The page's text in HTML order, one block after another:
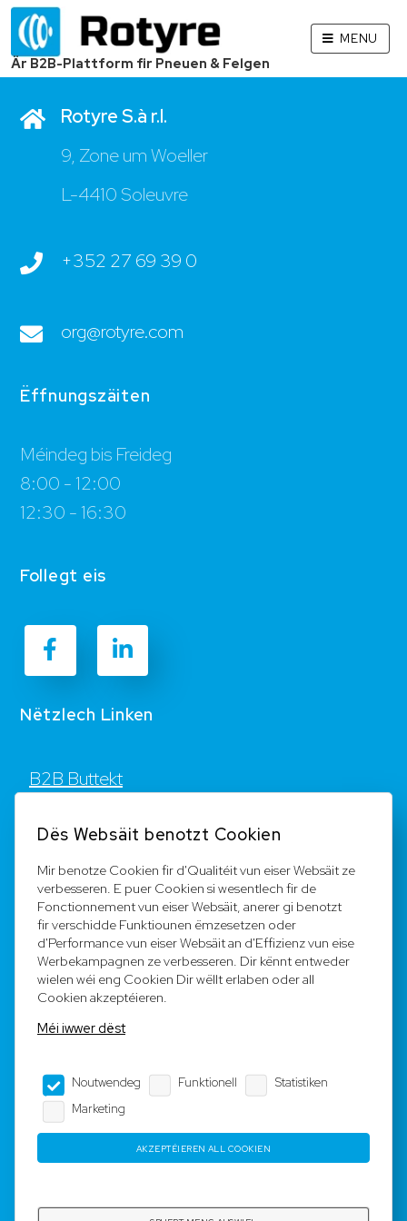
Är B2B-Plattform fir Pneuen & Felgen
MENU
Kontakt
Rotyre S.à r.l.
9, Zone um Woeller
L-4410 Soleuvre
+352 27 69 39 0
org@rotyre.com
Ëffnungszäiten
Méindeg bis Freideg
8:00 - 12:00
12:30 - 16:30
Follegt eis
Nëtzlech Linken
B2B Buttekt
Registréieren
Equipe
Legal Notice
Impressum
Dateschutz
Dës Websäit benotzt Cookien
Mir benotze Cookien fir d'Qualitéit vun eiser Websäit ze
verbesseren. E puer Cookien si wesentlech fir de
Fonctionnement vun eiser Websäit, anerer gi benotzt
fir verschidde Funktiounen ëmzesetzen oder
d'Performance vun eiser Websäit an d'Effizienz vun eise
Werbekampagnen ze verbesseren. Dir kënnt entweder
wielen wéi eng Cookien Dir wëllt erlaben oder all
Cookien akzeptéieren.
Méi iwwer dëst
Noutwendeg Funktionell
Statistiken
Marketing
AKZEPTÉIEREN ALL COOKIEN